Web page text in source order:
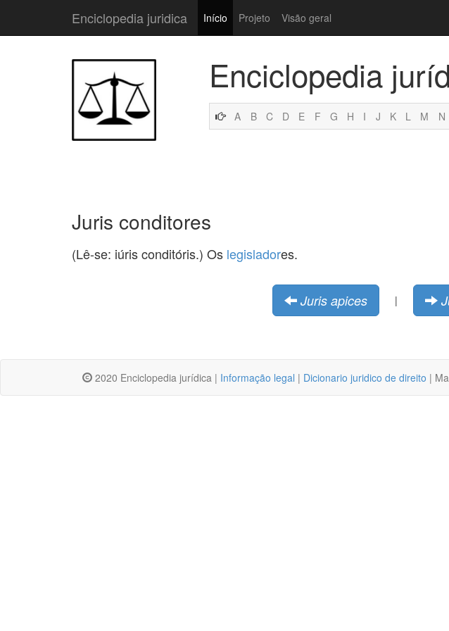
Enciclopedia juridica Início Projeto Visão geral
Enciclopedia
A B C D E F G H I J K L M N
Juris conditores
(Lê-se: iúris conditóris.) Os legisladores.
Juris apices |
2020 Enciclopedia jurídica | Informação legal | Dicionario juridico de direito |